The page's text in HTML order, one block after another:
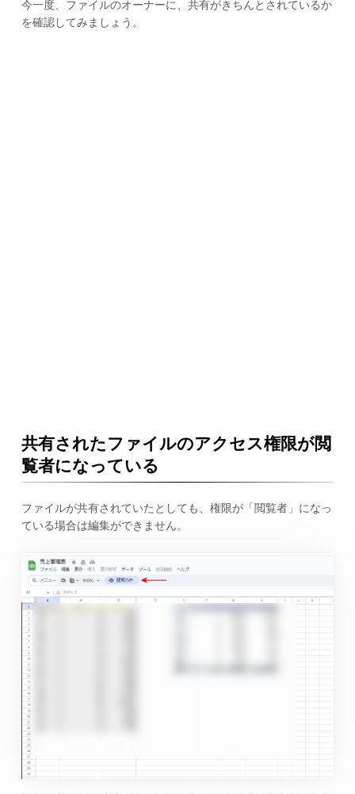
今一度、ファイルのオーナーに、共有がきちんとされているか
を確認してみましょう。
共有されたファイルのアクセス権限が閲
覧者になっている
ファイルが共有されていたとしても、権限が「閲覧者」になっ
ている場合は編集ができません。